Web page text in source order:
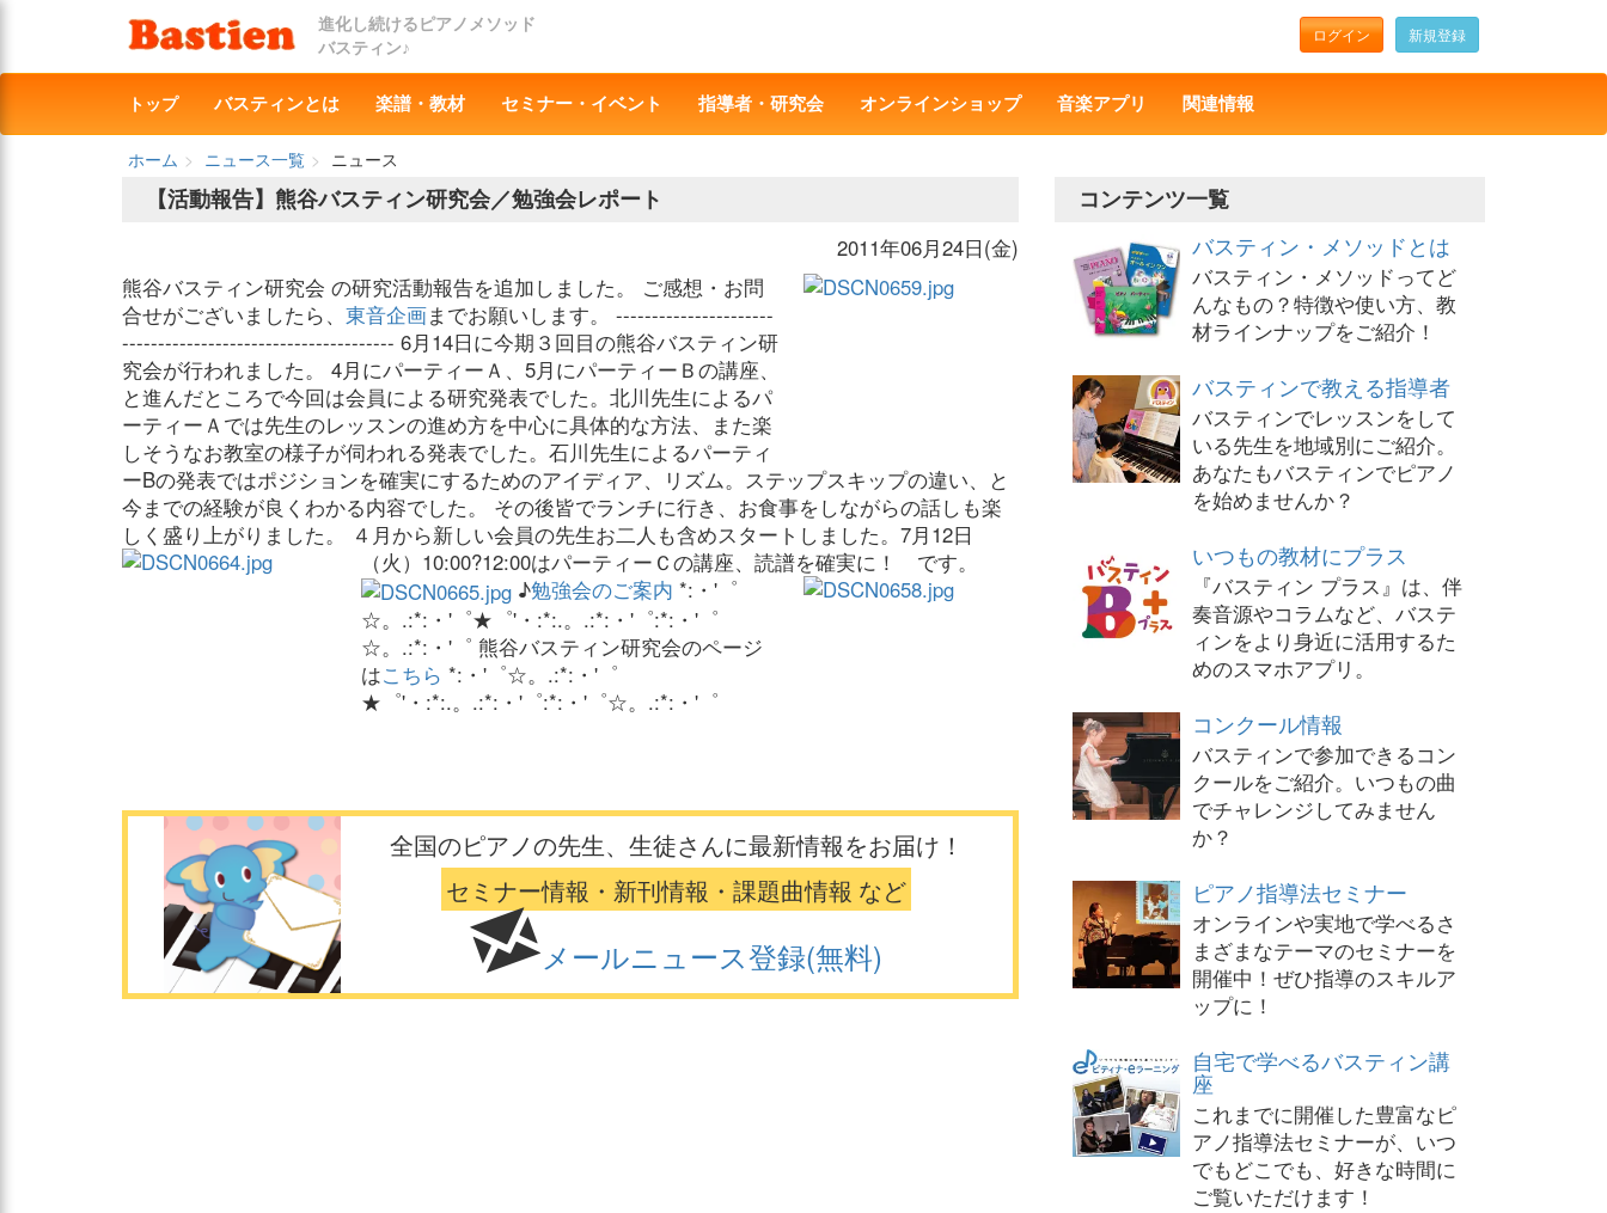
進化し続けるピアノメソッド
バスティン♪
ログイン 新規登録
トップ バスティンとは 楽譜・教材 セミナー・イベント 指導者・研究会 オンラインショップ 音楽アプリ 関連情報
ホーム ニュース一覧
ニュース
【活動報告】熊谷バスティン研究会／勉強会レポート
2011年06月24日(金)
熊谷バスティン研究会 の研究活動報告を追加しました。 ご感想・お問
合せがございましたら、 東音企画までお願いします。 ----------------------
-------------------------------------- 6月14日に今期３回目の熊谷バスティン研
究会が行われました。 4月にパーティーＡ、5月にパーティーＢの講座、
と進んだところで今回は会員による研究発表でした。北川先生によるパ
ーティーＡでは先生のレッスンの進め方を中心に具体的な方法、また楽
しそうなお教室の様子が伺われる発表でした。石川先生によるパーティ
ーBの発表ではポジションを確実にするためのアイディア、リズム。ステップスキップの違い、と
今までの経験が良くわかる内容でした。 その後皆でランチに行き、お食事をしながらの話しも楽
しく盛り上がりました。 ４月から新しい会員の先生お二人も含めスタートしました。7月12日
（火）10:00?12:00はパーティーＣの講座、読譜を確実に！ です。
♪勉強会のご案内 *:・'゜
☆。.:*:・'゜★゜'・:*:.。.:*:・'゜:*:・'゜
☆。.:*:・'゜ 熊谷バスティン研究会のページ
はこちら *:・'゜☆。.:*:・'゜
★゜'・:*:.。.:*:・'゜:*:・'゜☆。.:*:・'゜
全国のピアノの先生、生徒さんに最新情報をお届け！
セミナー情報・新刊情報・課題曲情報 など
メールニュース登録(無料)
コンテンツ一覧
バスティン・メソッドとは
バスティン・メソッドってど
んなもの？特徴や使い方、教
材ラインナップをご紹介！
バスティンで教える指導者
バスティンでレッスンをして
いる先生を地域別にご紹介。
あなたもバスティンでピアノ
を始めませんか？
いつもの教材にプラス
『バスティン プラス』は、伴
奏音源やコラムなど、バステ
ィンをより身近に活用するた
めのスマホアプリ。
コンクール情報
バスティンで参加できるコン
クールをご紹介。いつもの曲
でチャレンジしてみません
か？
ピアノ指導法セミナー
オンラインや実地で学べるさ
まざまなテーマのセミナーを
開催中！ぜひ指導のスキルア
ップに！
自宅で学べるバスティン講
座
これまでに開催した豊富なピ
アノ指導法セミナーが、いつ
でもどこでも、好きな時間に
ご覧いただけます！